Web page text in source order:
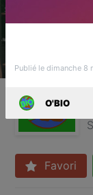
Favori
Publié le dimanche 8
O'BIO